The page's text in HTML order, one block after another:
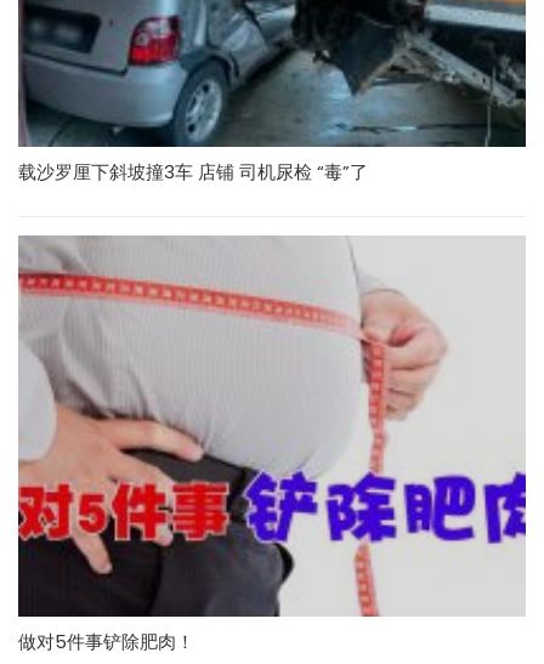
载沙罗厘下斜坡撞3车 店铺 司机尿检 “毒”了
做对5件事铲除肥肉！